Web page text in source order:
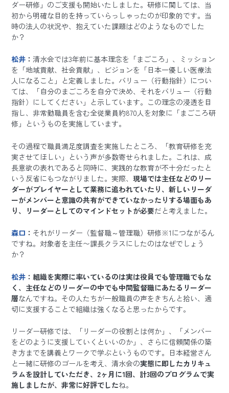
ダー研修」のご支援も開始いたしました。研修に関しては、当
初から明確な目的を持っていらっしゃったのが印象的です。当
時の法人の状況や、抱えていた課題はどのようなものでした
か？
松井 ：清水会では3年前に基本理念を「まごころ」、ミッション
を「地域貢献、社会貢献」、ビジョンを「日本一優しい医療法
人になること」と定義しました。バリュー（行動指針）につい
ては、「自分のまごころを自分で決め、それをバリュー（行動
指針）にしてください」と示しています。この理念の浸透を目
指し、非常勤職員を含む全従業員約870人を対象に「まごころ研
修」というものを実施しています。
その過程で職員満足度調査を実施したところ、「教育研修を充
実させてほしい」という声が多数寄せられました。これは、成
長意欲の表れであると同時に、実践的な教育が不十分だったと
いう反省にもつながりました。実際、現場では主任などのリー
ダーがプレイヤーとして業務に追われていたり、新しいリーダ
ーがメンバーと意識の共有ができていなかったりする場面もあ
り、リーダーとしてのマインドセットが必要だと考えました。
森口 ： それがリーダー（監督職～管理職）研修※1につながるん
ですね。対象者を主任〜課長クラスにしたのはなぜでしょう
か？
松井 ：組織を実際に率いているのは実は役員でも管理職でもな
く、主任などのリーダーの中でも中間監督職にあたるリーダー
層なんですね。その人たちが一般職員の声をきちんと拾い、適
切に支援することで組織は強くなると思ったからです。
リーダー研修では、「リーダーの役割とは何か」、「メンバー
をどのように支援していくといいのか」、さらに信頼関係の築
き方までを講義とワークで学ぶというものです。日本経営さん
と一緒に研修のゴールを考え、清水会の実態に即したカリキュ
ラムを設計していただき、2ヶ月に1回、計3回のプログラムで実
施しましたが、非常に好評でしたね。